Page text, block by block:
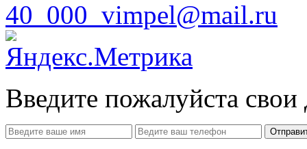
40_000_vimpel@mail.ru
Введите пожалуйста